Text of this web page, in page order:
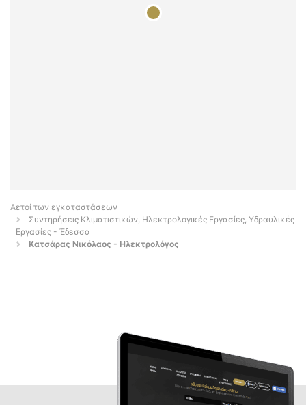
Αετοί των εγκαταστάσεων
Συντηρήσεις Κλιματιστικών, Ηλεκτρολογικές Εργασίες, Υδραυλικές
Εργασίες - Έδεσσα
Κατσάρας Νικόλαος - Ηλεκτρολόγος